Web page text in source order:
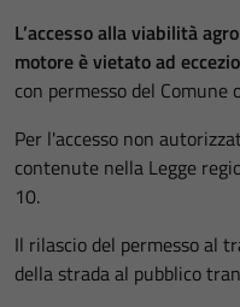
L’accesso alla viabilità
motore è vietato ad
con permesso del Comune
Per l'accesso non
contenute nella Legge
10.
Il rilascio del permesso al
della strada al pubblico